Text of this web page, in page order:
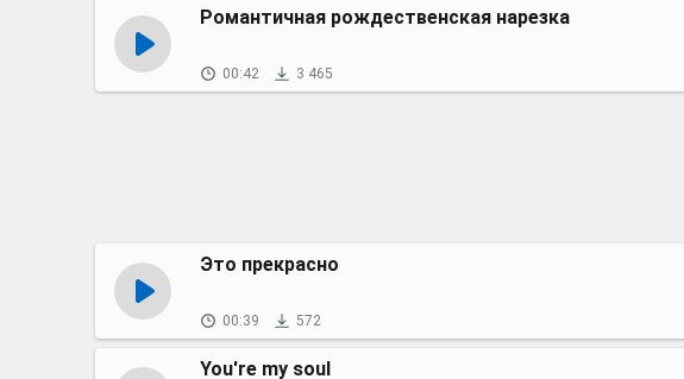
Романтичная рождественская нарезка
00:42 3 465
Это прекрасно
00:39 572
You're my soul